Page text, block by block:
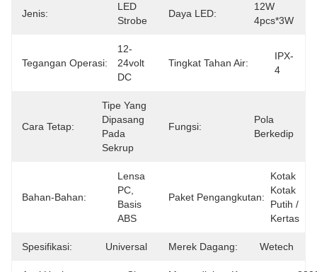
Jenis:
LED
Strobe
Daya LED:
12W
4pcs*3W
Tegangan Operasi:
12-
24volt
DC
Tingkat Tahan Air:
IPX-
4
Cara Tetap:
Tipe Yang
Dipasang
Pada
Sekrup
Fungsi:
Pola
Berkedip
Bahan-Bahan:
Lensa
PC,
Basis
ABS
Paket Pengangkutan:
Kotak
Kotak
Putih /
Kertas
Spesifikasi: Universal Merek Dagang: Wetech